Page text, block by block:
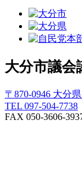
大分市議会
〒870-0946 大分
TEL 097-504-7738
FAX 050-3606-